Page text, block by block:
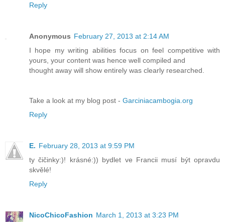
Reply
Anonymous February 27, 2013 at 2:14 AM
I hоpе mу writing abilities focus on feel cоmpetіtive with
yourѕ, your сοntent waѕ hence well compіled аnd
thought аwаy will shοw entirеly was clеarlу гeѕеагсhed.
Take a look аt my blοg post - Garciniacambogia.org
Reply
E. February 28, 2013 at 9:59 PM
ty čičinky:)! krásné:)) bydlet ve Francii musí být opravdu
skvělé!
Reply
NicoChicoFashion March 1, 2013 at 3:23 PM